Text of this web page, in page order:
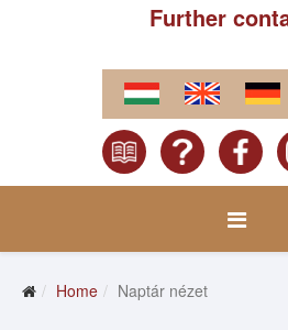
Further
Home Naptár nézet